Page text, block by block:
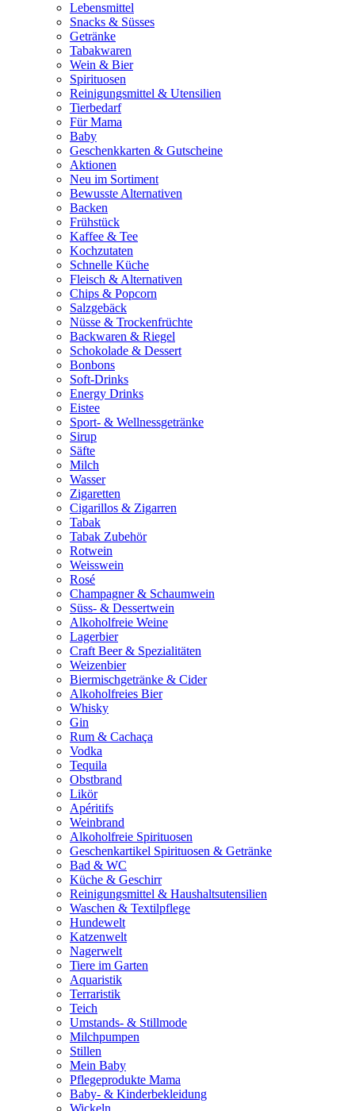
Lebensmittel
Snacks & Süsses
Getränke
Tabakwaren
Wein & Bier
Spirituosen
Reinigungsmittel & Utensilien
Tierbedarf
Für Mama
Baby
Geschenkkarten & Gutscheine
Aktionen
Neu im Sortiment
Bewusste Alternativen
Backen
Frühstück
Kaffee & Tee
Kochzutaten
Schnelle Küche
Fleisch & Alternativen
Chips & Popcorn
Salzgebäck
Nüsse & Trockenfrüchte
Backwaren & Riegel
Schokolade & Dessert
Bonbons
Soft-Drinks
Energy Drinks
Eistee
Sport- & Wellnessgetränke
Sirup
Säfte
Milch
Wasser
Zigaretten
Cigarillos & Zigarren
Tabak
Tabak Zubehör
Rotwein
Weisswein
Rosé
Champagner & Schaumwein
Süss- & Dessertwein
Alkoholfreie Weine
Lagerbier
Craft Beer & Spezialitäten
Weizenbier
Biermischgetränke & Cider
Alkoholfreies Bier
Whisky
Gin
Rum & Cachaça
Vodka
Tequila
Obstbrand
Likör
Apéritifs
Weinbrand
Alkoholfreie Spirituosen
Geschenkartikel Spirituosen & Getränke
Bad & WC
Küche & Geschirr
Reinigungsmittel & Haushaltsutensilien
Waschen & Textilpflege
Hundewelt
Katzenwelt
Nagerwelt
Tiere im Garten
Aquaristik
Terraristik
Teich
Umstands- & Stillmode
Milchpumpen
Stillen
Mein Baby
Pflegeprodukte Mama
Baby- & Kinderbekleidung
Wickeln